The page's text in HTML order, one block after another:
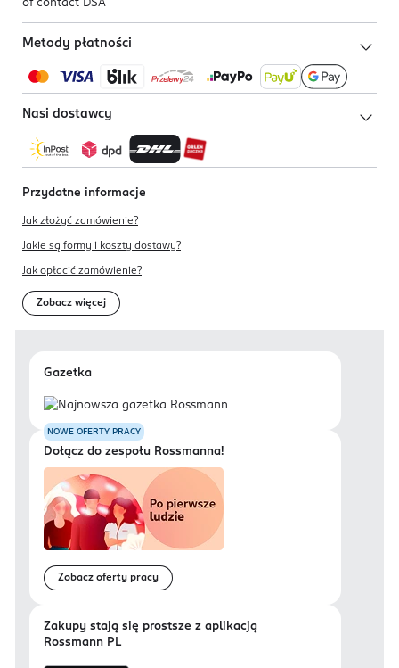
of contact DSA
Metody płatności
Nasi dostawcy
Przydatne informacje
Jak złożyć zamówienie?
Jakie są formy i koszty dostawy?
Jak opłacić zamówienie?
Zobacz więcej
Gazetka
NOWE OFERTY PRACY
Dołącz do zespołu Rossmanna!
Zobacz oferty pracy
Zakupy stają się prostsze z aplikacją
Rossmann PL